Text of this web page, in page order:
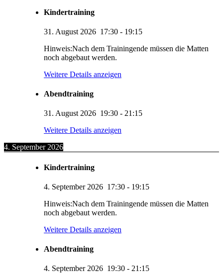
Kindertraining
31. August 2026 17:30 - 19:15
Hinweis:Nach dem Trainingende müssen die Matten
noch abgebaut werden.
Weitere Details anzeigen
Abendtraining
31. August 2026 19:30 - 21:15
Weitere Details anzeigen
4. September 2026
Kindertraining
4. September 2026 17:30 - 19:15
Hinweis:Nach dem Trainingende müssen die Matten
noch abgebaut werden.
Weitere Details anzeigen
Abendtraining
4. September 2026 19:30 - 21:15